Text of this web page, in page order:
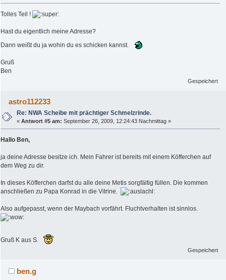
Tolles Teil !
Hast du eigentlich meine Adresse?
Dann weißt du ja wohin du es schicken kannst.
Gruß
Ben
Gespeichert
astro112233
Re: NWA Scheibe mit prächtiger Schmelzrinde.
«Antwort #5 am: September 26, 2009, 12:24:43 Nachmittag »
Hallo Ben,
ja deine Adresse besitze ich. Mein Fahrer ist bereits mit einem Köfferchen auf
dem Weg zu dir.
In dieses Köfferchen darfst du alle deine Metis sorgfältig füllen. Die kommen
anschließen zu Papa Konrad in die Vitrine.
Also aufgepasst, wenn der Maybach vorfährt. Fluchtverhalten ist sinnlos.
Gruß K aus S.
Gespeichert
ben.g